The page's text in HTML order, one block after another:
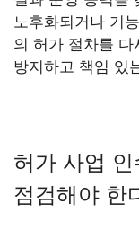
노후화되거나 기
의 허가 절차를
방지하고 책임 있
허가 사업
점검해야 한